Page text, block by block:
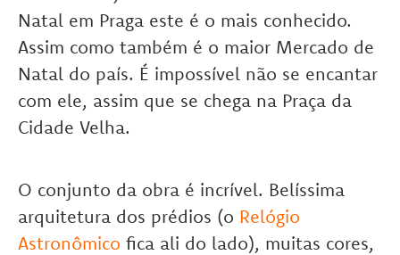
Natal em Praga este é o mais conhecido.
Assim como também é o maior Mercado de
Natal do país. É impossível não se encantar
com ele, assim que se chega na Praça da
Cidade Velha.
O conjunto da obra é incrível. Belíssima
arquitetura dos prédios (o Relógio
Astronômico fica ali do lado), muitas cores,